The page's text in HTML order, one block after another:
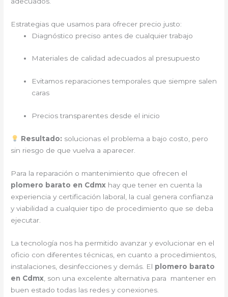
Estrategias que usamos para ofrecer precio justo:
Diagnóstico preciso antes de cualquier trabajo
Materiales de calidad adecuados al presupuesto
Evitamos reparaciones temporales que siempre salen
caras
Precios transparentes desde el inicio
Resultado: solucionas el problema a bajo costo, pero
sin riesgo de que vuelva a aparecer.
Para la reparación o mantenimiento que ofrecen el
plomero barato en Cdmx hay que tener en cuenta la
experiencia y certificación laboral, la cual genera confianza
y viabilidad a cualquier tipo de procedimiento que se deba
ejecutar.
La tecnología nos ha permitido avanzar y evolucionar en el
oficio con diferentes técnicas, en cuanto a procedimientos,
instalaciones, desinfecciones y demás. El plomero barato
en Cdmx , son una excelente alternativa para mantener en
buen estado todas las redes y conexiones.